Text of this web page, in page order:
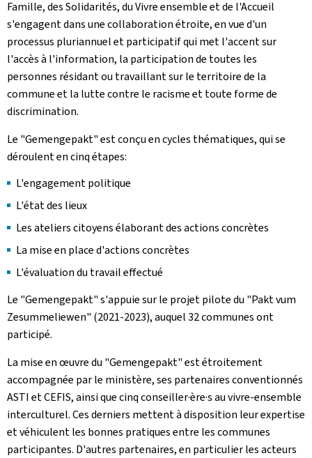
Famille, des Solidarités, du Vivre ensemble et de l'Accueil
s'engagent dans une collaboration étroite, en vue d'un
processus pluriannuel et participatif qui met l'accent sur
l'accès à l'information, la participation de toutes les
personnes résidant ou travaillant sur le territoire de la
commune et la lutte contre le racisme et toute forme de
discrimination.
Le "Gemengepakt" est conçu en cycles thématiques, qui se
déroulent en cinq étapes:
L'engagement politique
L'état des lieux
Les ateliers citoyens élaborant des actions concrètes
La mise en place d'actions concrètes
L'évaluation du travail effectué
Le "Gemengepakt" s'appuie sur le projet pilote du "Pakt vum
Zesummeliewen" (2021-2023), auquel 32 communes ont
participé.
La mise en œuvre du "Gemengepakt" est étroitement
accompagnée par le ministère, ses partenaires conventionnés
ASTI et CEFIS, ainsi que cinq conseiller·ère·s au vivre-ensemble
interculturel. Ces derniers mettent à disposition leur expertise
et véhiculent les bonnes pratiques entre les communes
participantes. D'autres partenaires, en particulier les acteurs